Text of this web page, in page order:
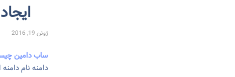
ژوئن 19, 2016
ساب دامین
دامنه نام